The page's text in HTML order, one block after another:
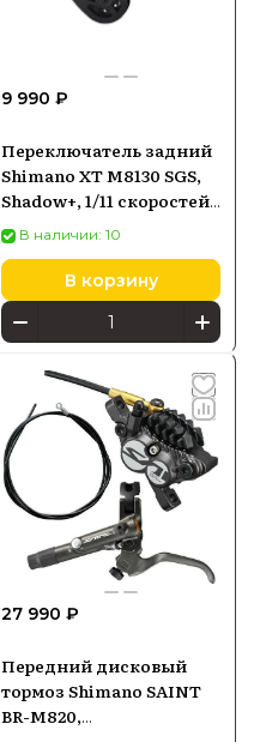
9 990 ₽
Переключатель задний
Shimano XT M8130 SGS,
Shadow+, 1/11 скоростей,
IRDM8130SGS
В наличии: 10
В корзину
27 990 ₽
Передний дисковый
тормоз Shimano SAINT
BR-M820,